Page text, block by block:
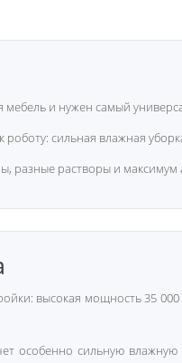
мебель и нужен самый
роботу: сильная влажная
разные растворы и максимум
высокая мощность 35
особенно сильную влажную